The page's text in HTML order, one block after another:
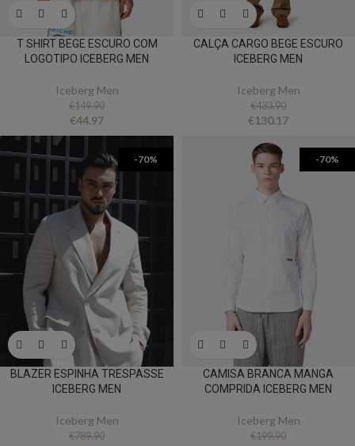
T SHIRT BEGE ESCURO COM
LOGOTIPO ICEBERG MEN
Iceberg Men
€149.90
€44.97
CALÇA CARGO BEGE ESCURO
ICEBERG MEN
Iceberg Men
€433.90
€130.17
-70%
BLAZER ESPINHA TRESPASSE
ICEBERG MEN
Iceberg Men
€789.90
-70%
CAMISA BRANCA MANGA
COMPRIDA ICEBERG MEN
Iceberg Men
€199.90